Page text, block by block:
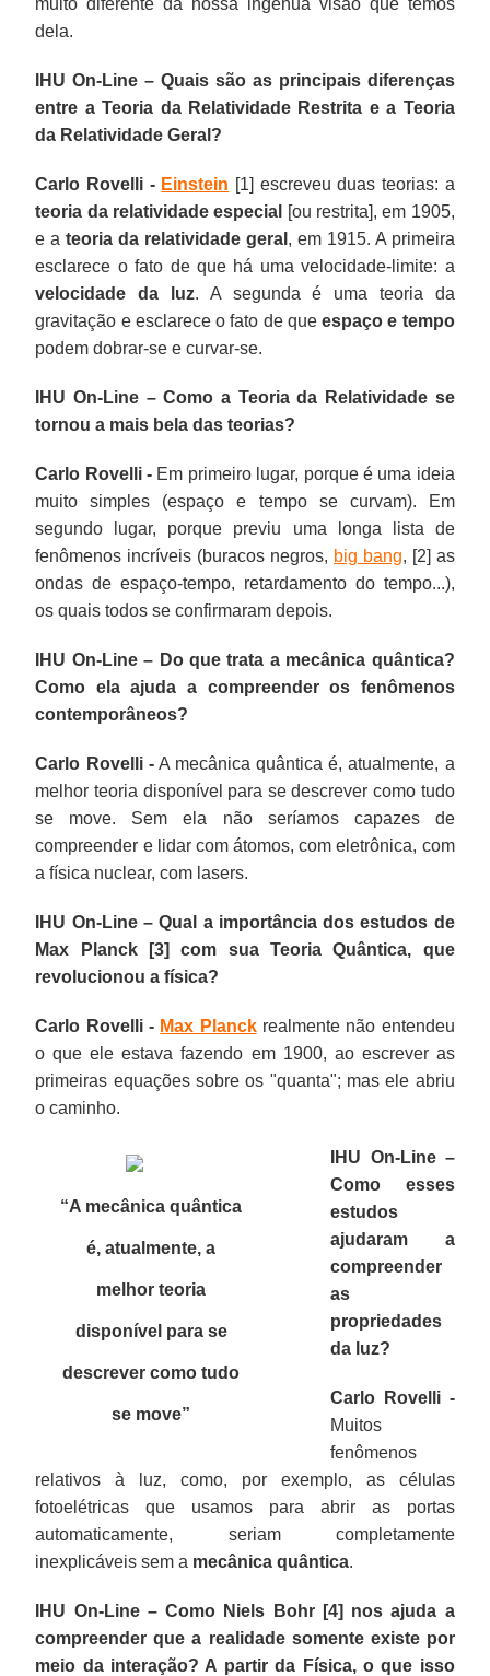
dela.
IHU On-Line – Quais são as principais diferenças
entre a Teoria da Relatividade Restrita e a Teoria
da Relatividade Geral?
Carlo Rovelli - Einstein [1] escreveu duas teorias: a
teoria da relatividade especial
[ou restrita], em 1905,
e ateoria da relatividade geral , em 1915. A primeira
esclarece o fato de que há uma velocidade-limite: a
velocidade da luz. A segunda é uma teoria da
gravitação e esclarece o fato de queespaço e tempo
podem dobrar-se e curvar-se.
IHU On-Line – Como a Teoria da Relatividade se
tornou a mais bela das teorias?
Carlo Rovelli - Em primeiro lugar, porque é uma ideia
muito simples (espaço e tempo se curvam). Em
segundo lugar, porque previu uma longa lista de
fenômenos incríveis (buracos negros, big bang, [2] as
ondas de espaço-tempo, retardamento do tempo...),
os quais todos se confirmaram depois.
IHU On-Line – Do que trata a mecânica quântica?
Como ela ajuda a compreender os fenômenos
contemporâneos?
Carlo Rovelli -A mecânica quântica é, atualmente, a
melhor teoria disponível para se descrever como tudo
se move. Sem ela não seríamos capazes de
compreender e lidar com átomos, com eletrônica, com
a física nuclear, com lasers.
IHU On-Line – Qual a importância dos estudos de
Max Planck [3] com sua Teoria Quântica, que
revolucionou a física?
Carlo Rovelli - Max Planckrealmente não entendeu
o que ele estava fazendo em 1900, ao escrever as
primeiras equações sobre os "quanta"; mas ele abriu
o caminho.
“A mecânica quântica
é, atualmente, a
melhor teoria
disponível para se
descrever como tudo
se move”
IHU On-Line –
Como esses
estudos
ajudaram a
compreender
as
propriedades
da luz?
Carlo Rovelli -
Muitos
fenômenos
relativos à luz, como, por exemplo, as células
fotoelétricas que usamos para abrir as portas
automaticamente, seriam completamente
inexplicáveis sem a mecânica quântica.
IHU On-Line – Como Niels Bohr [4] nos ajuda a
compreender que a realidade somente existe por
meio da interação? A partir da Física, o que isso